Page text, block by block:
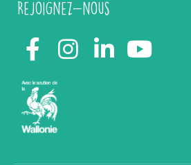
Rejoignez-nous